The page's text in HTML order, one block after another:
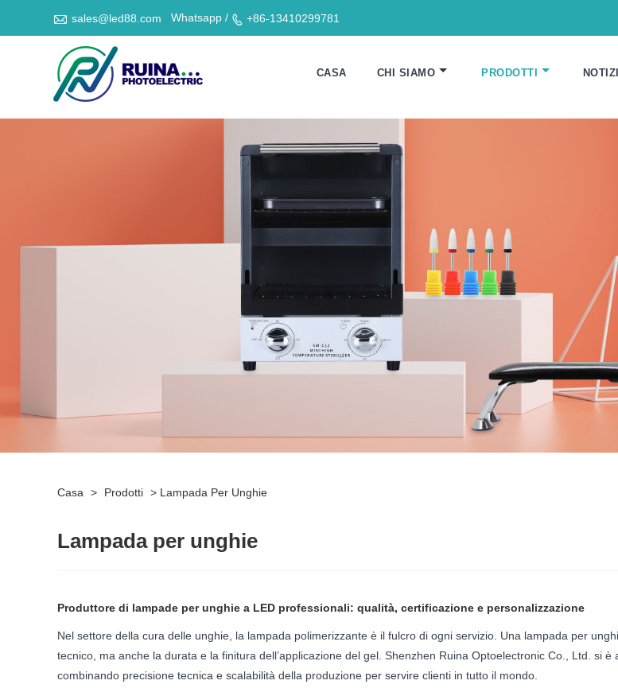
 sales@led88.com Whatsapp /  +86-13410299781
CASA CHI SIAMO PRODOTTI
Casa > Prodotti > Lampada Per Unghie
Lampada per unghie
Produttore di lampade per unghie a LED professionali: qualità, certificazione e personalizzazione
Nel settore della cura delle unghie, la lampada polimerizzante è il fulcro di ogni servizio. Una lampada per
tecnico, ma anche la durata e la finitura dell’applicazione del gel. Shenzhen Ruina Optoelectronic Co., Ltd. si
combinando precisione tecnica e scalabilità della produzione per servire clienti in tutto il mondo.